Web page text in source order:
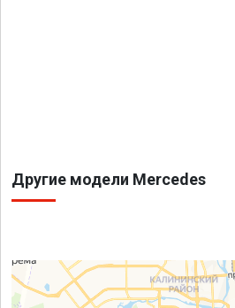
Другие модели Mercedes